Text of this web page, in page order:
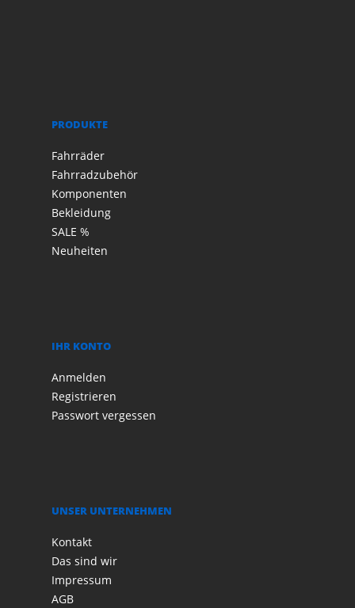
PRODUKTE
Fahrräder
Fahrradzubehör
Komponenten
Bekleidung
SALE %
Neuheiten
IHR KONTO
Anmelden
Registrieren
Passwort vergessen
UNSER UNTERNEHMEN
Kontakt
Das sind wir
Impressum
AGB